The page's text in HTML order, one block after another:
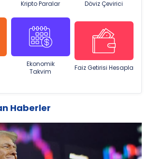
Kripto Paralar Döviz Çevirici
Ekonomik
Takvim
Faiz Getirisi Hesapla
Haberler